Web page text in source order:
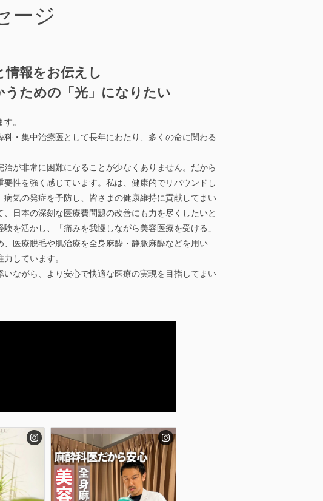
ージ
情報をお伝えし
うための「光」になりたい
。
・集中治療医として長年にわたり、多くの命に関わる
が非常に困難になることが少なくありません。だから
性を強く感じています。私は、健康的でリバウンドし
気の発症を予防し、皆さまの健康維持に貢献してまい
日本の深刻な医療費問題の改善にも力を尽くしたいと
を活かし、「痛みを我慢しながら美容医療を受ける」
医療脱毛や肌治療を全身麻酔・静脈麻酔などを用い
しています。
ながら、より安心で快適な医療の実現を目指してまい